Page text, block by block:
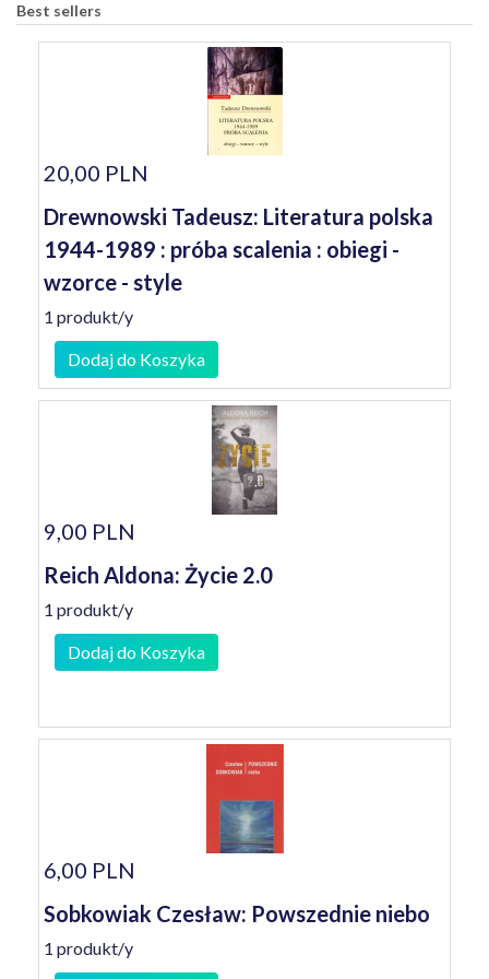
Best sellers
20,00 PLN
Drewnowski Tadeusz: Literatura polska
1944-1989 : próba scalenia : obiegi -
wzorce - style
1 produkt/y
Dodaj do Koszyka
9,00 PLN
Reich Aldona: Życie 2.0
1 produkt/y
Dodaj do Koszyka
6,00 PLN
Sobkowiak Czesław: Powszednie niebo
1 produkt/y